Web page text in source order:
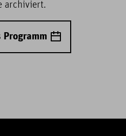
archiviert.